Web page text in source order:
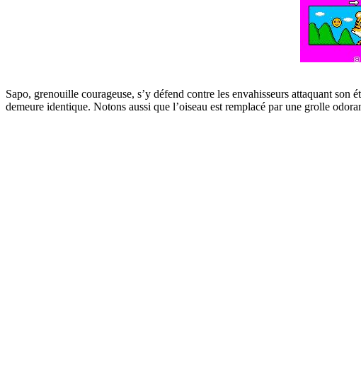
Sapo, grenouille courageuse, s’y défend contre les envahisseurs attaquant
demeure identique. Notons aussi que l’oiseau est remplacé par une grolle